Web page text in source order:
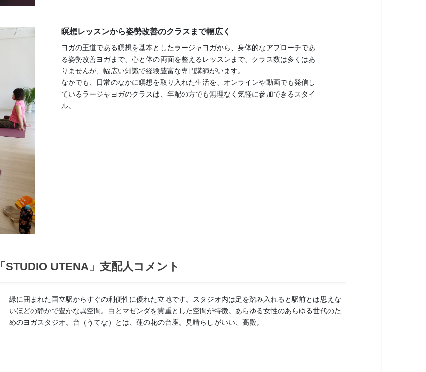
瞑想レッスンから姿勢改善のクラスまで幅広く
ヨガの王道である瞑想を基本としたラージャヨガから、身体的なアプローチであ
る姿勢改善ヨガまで、心と体の両面を整えるレッスンまで、クラス数は多くはあ
りませんが、幅広い知識で経験豊富な専門講師がいます。
なかでも、日常のなかに瞑想を取り入れた生活を、オンラインや動画でも発信し
ているラージャヨガのクラスは、年配の方でも無理なく気軽に参加できるスタイ
ル。
「STUDIO UTENA」支配人コメント
緑に囲まれた国立駅からすぐの利便性に優れた立地です。スタジオ内は足を踏み入れると駅前とは思えな
いほどの静かで豊かな異空間。白とマゼンダを貴重とした空間が特徴。あらゆる女性のあらゆる世代のた
めのヨガスタジオ。台（うてな）とは、蓮の花の台座。見晴らしがいい、高殿。